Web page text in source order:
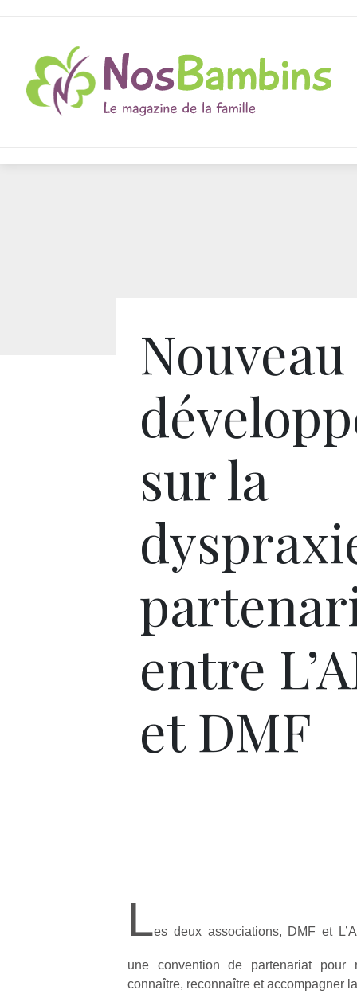
Nouveau
sur la
entre
et DMF
Les deux associations, DMF et
une convention de partenariat pour
connaître, reconnaître et accompagner